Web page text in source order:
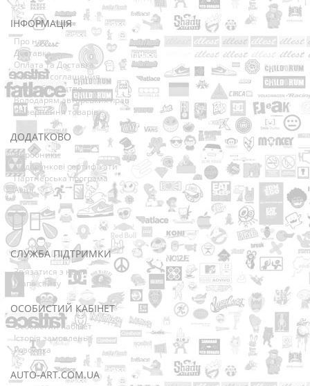
ІНФОРМАЦІЯ
Про нас
Доставка
Оплата та Доставка
Условия соглашения
Співробітництво
Володарям авторських прав
Повернення товарів
ДОДАТКОВО
Виробники
Подарункові сертифікати
Партнерська програма
Акції
СЛУЖБА ПІДТРИМКИ
Зв’язатися з нами
Мапа сайту
ОСОБИСТИЙ КАБІНЕТ
Особистий Кабінет
Історія замовлень
Розсилка
AUTO-ART.COM.UA